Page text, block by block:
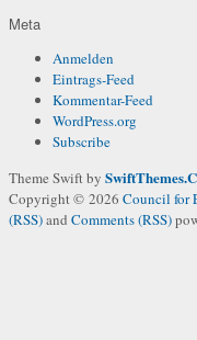
Meta
Anmelden
Eintrags-Feed
Kommentar-Feed
WordPress.org
Subscribe
Theme Swift by
Copyright © 2026 Council for
(RSS)and Comments (RSS)